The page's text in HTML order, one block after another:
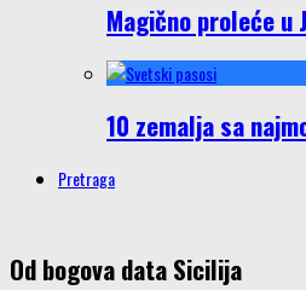
Magično proleće u
10 zemalja sa
Pretraga
Od bogova data Sicilija